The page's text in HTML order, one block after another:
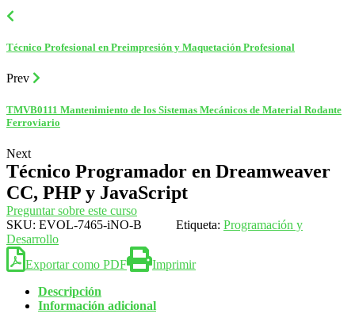
Técnico Profesional en Preimpresión y Maquetación Profesional
Prev
TMVB0111 Mantenimiento de los Sistemas Mecánicos de Material Rodante
Ferroviario
Next
Técnico Programador en Dreamweaver
CC, PHP y JavaScript
Preguntar sobre este curso
SKU: EVOL-7465-iNO-B Etiqueta: Programación y
Desarrollo
Exportar como PDF
Imprimir
Descripción
Información adicional